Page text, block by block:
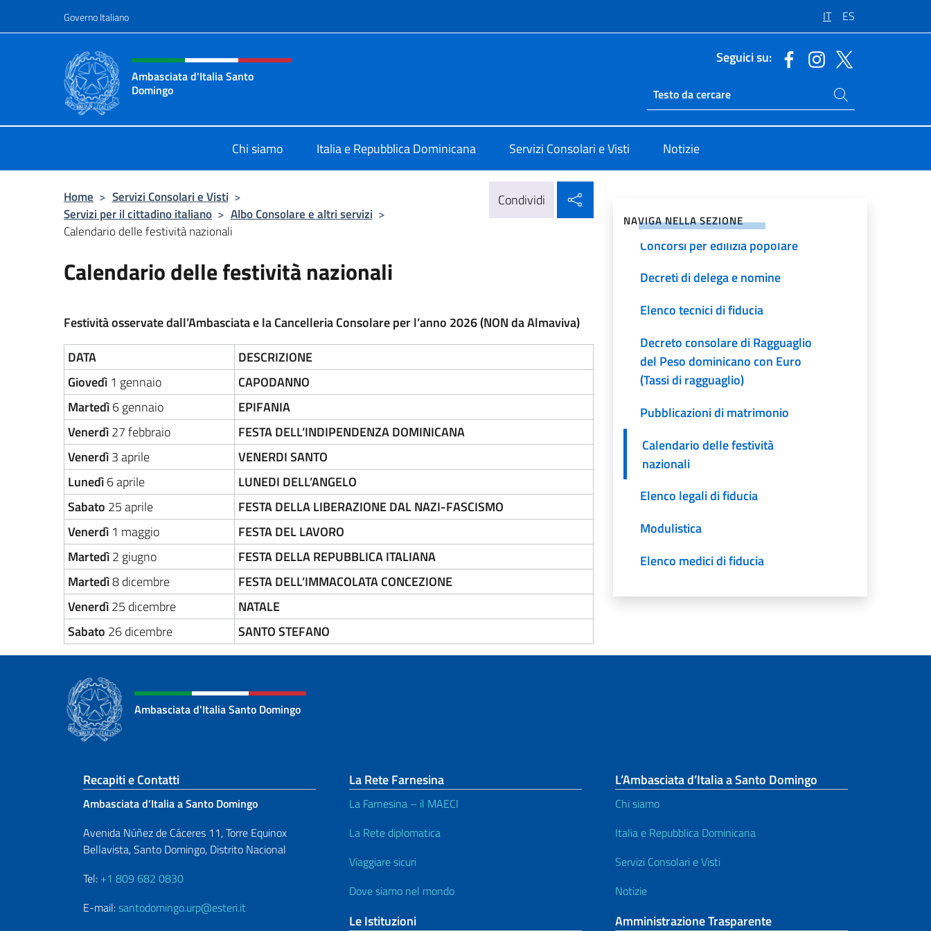
Governo Italiano IT ES
Intestazione sito, social e menù
Ambasciata d'Italia Santo
Domingo
Seguici su:
Ricerca sito live
Cerca nel sito
Chi siamo Italia e Repubblica Dominicana Servizi Consolari e Visti Notizie
Home > Servizi Consolari e Visti >
Servizi per il cittadino italiano > Albo Consolare e altri servizi >
Calendario delle festività nazionali
Condividi
Calendario delle festività nazionali
Festività osservate dall’Ambasciata e la Cancelleria Consolare per l’anno 2026 (NON da Almaviva)
DATA
DESCRIZIONE
Giovedì 1 gennaio
CAPODANNO
Martedì6 gennaio
EPIFANIA
Venerdì27 febbraio
FESTA DELL’INDIPENDENZA DOMINICANA
Venerdì3 aprile
VENERDI SANTO
Lunedì6 aprile
LUNEDI DELL’ANGELO
Sabato 25 aprile
FESTA DELLA LIBERAZIONE DAL NAZI-FASCISMO
Venerdì 1 maggio
FESTA DEL LAVORO
Martedì2 giugno
FESTA DELLA REPUBBLICA ITALIANA
Martedì8 dicembre
FESTA DELL’IMMACOLATA CONCEZIONE
Venerdì25 dicembre
NATALE
Sabato 26 dicembre SANTO STEFANO
NAVIGA NELLA SEZIONE
Pubblicazioni Albo Consolare
Istanze di cambiamento nome
Concorsi per edilizia popolare
Decreti di delega e nomine
Elenco tecnici di fiducia
Decreto consolare di Ragguaglio
del Peso dominicano con Euro
(Tassi di ragguaglio)
Pubblicazioni di matrimonio
Calendario delle festività
nazionali
Elenco legali di fiducia
Modulistica
Elenco medici di fiducia
Ambasciata d'Italia Santo Domingo
Sezione footer
Recapiti e Contatti
Ambasciata d’Italia a Santo Domingo
Avenida Núñez de Cáceres 11, Torre Equinox
Bellavista, Santo Domingo, Distrito Nacional
Tel: +1 809 682 0830
E-mail:santodomingo.urp@esteri.it
La Rete Farnesina
La Farnesina – il MAECI
La Rete diplomatica
Viaggiare sicuri
Dove siamo nel mondo
Le Istituzioni
L’Ambasciata d’Italia a Santo Domingo
Chi siamo
Italia e Repubblica Dominicana
Servizi Consolari e Visti
Notizie
Amministrazione Trasparente